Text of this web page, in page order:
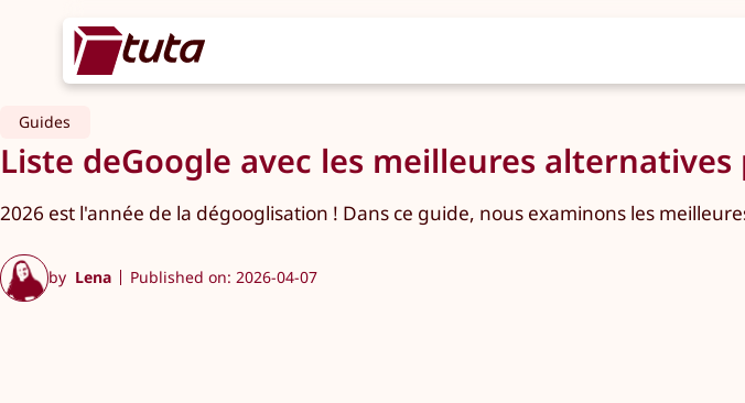
Guides
Liste deGoogle avec les meilleures
2026 est l'année de la dégooglisation ! Dans ce guide, nous examinons les
by Lena Published on: 2026-04-07